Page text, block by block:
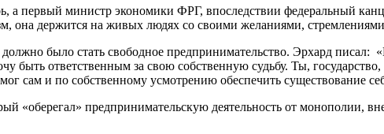
а первый министр экономики ФРГ, впоследствии федеральный
она держится на живых людях со своими желаниями,
было стать свободное предпринимательство. Эрхард писал:
быть ответственным за свою собственную судьбу. Ты,
сам и по собственному усмотрению обеспечить существование
«оберегал» предпринимательскую деятельность от монополии,